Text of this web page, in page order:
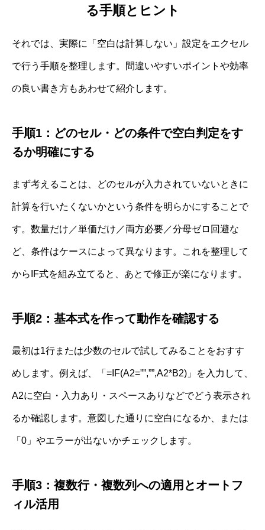
る手順とヒント
それでは、実際に「空白は計算しない」設定をエクセル
で行う手順を整理します。間違いやすいポイントや効率
の良い書き方もあわせて紹介します。
手順1：どのセル・どの条件で空白判定をす
るか明確にする
まず考えることは、どのセルが入力されていないときに
計算を行いたくないかという条件を明らかにすることで
す。数量だけ／単価だけ／両方必要／分母ゼロ回避な
ど、条件はケースによって異なります。これを整理して
からIF式を組み立てると、あとで修正が楽になります。
手順2：基本式を作って動作を確認する
最初は1行または少数のセルで試してみることをおすす
めします。例えば、「=IF(A2=””,””,A2*B2)」を入力して、
A2に空白・入力あり・スペースありなどでどう表示され
るか確認します。意図した通りに空白になるか、または
「0」やエラーが出ないかチェックします。
手順3：複数行・複数列への適用とオートフ
ィル活用